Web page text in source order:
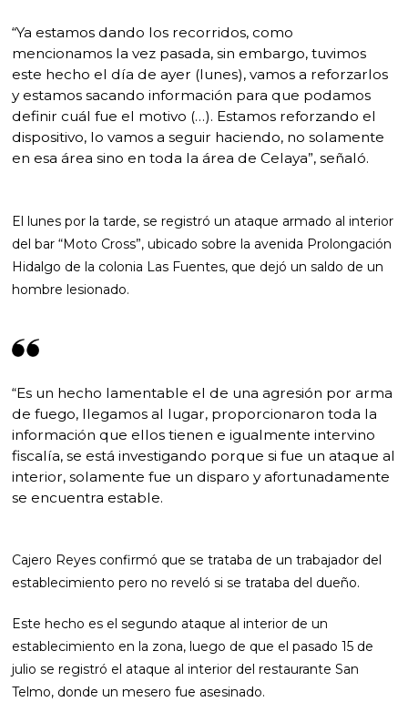
“Ya estamos dando los recorridos, como
mencionamos la vez pasada, sin embargo, tuvimos
este hecho el día de ayer (lunes), vamos a reforzarlos
y estamos sacando información para que podamos
definir cuál fue el motivo (…). Estamos reforzando el
dispositivo, lo vamos a seguir haciendo, no solamente
en esa área sino en toda la área de Celaya”, señaló.
El lunes por la tarde, se registró un ataque armado al interior
del bar “Moto Cross”, ubicado sobre la avenida Prolongación
Hidalgo de la colonia Las Fuentes, que dejó un saldo de un
hombre lesionado.
“Es un hecho lamentable el de una agresión por arma
de fuego, llegamos al lugar, proporcionaron toda la
información que ellos tienen e igualmente intervino
fiscalía, se está investigando porque si fue un ataque al
interior, solamente fue un disparo y afortunadamente
se encuentra estable.
Cajero Reyes confirmó que se trataba de un trabajador del
establecimiento pero no reveló si se trataba del dueño.
Este hecho es el segundo ataque al interior de un
establecimiento en la zona, luego de que el pasado 15 de
julio se registró el ataque al interior del restaurante San
Telmo, donde un mesero fue asesinado.